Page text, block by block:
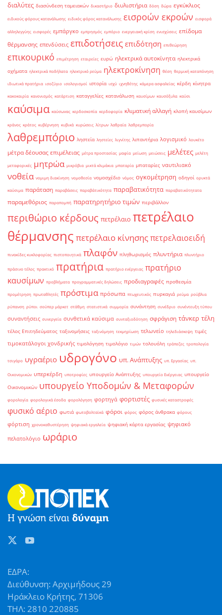
διαλύτες διασύνδεση ταμειακών δικαστήριο διυλιστήρια δόση δώρα εγκύκλιος
ειδικούς φόρους κατανάλωσης ειδικός φόρος κατανάλωσης εισροών εκροών εισφορά
αλληλεγγύης εισφορές εμπάργκο εμπρησμός εμπόριο ενεργειακή κρίση ενισχύσεις επίδομα
θέρμανσης επενδύσεις επιδοτήσεις επιδότηση επιθεώρηση
επικουρικό επιμέτρηση εταιρείες ευρώ ηλεκτρικά αυτοκίνητα ηλεκτρικά
οχήματα ηλεκτρικά ποδήλατα ηλεκτρικό ρεύμα ηλεκτροκίνηση θέση θερμική καταπόνηση
ιδιωτικά πρατήρια ισοζύγιο ισολογισμοί ιστορία ισχύ ιχνηθέτης κάμερα ασφαλείας κέρδη κίνητρα
κακοκαιρία κανονισμός κατάρτιση καταγγελίες κατανάλωση καυσίμων καυσόξυλα καύσι
καύσιμα καύσωνας κερδοσκοπία κερδοφορία κλιματική αλλαγή κλοπή καυσίμων
κράνος κράτος κυβέρνηση κυβικά κυρώσεις λίτρων λαθραία λαθρεμπορία
λαθρεμπόριο ληστεία ληστείες λιγνίτης λιπαντήρια λογισμικό λουκέτο
μέτρα δέουσας επιμέλειας μέτρα προστασίας μαφία μείωση μειώσεις μελέτες μελέτη
μεταφορικές μητρώα μικρόβια μικτά κλιμάκια μπαταρία μπαταρίες ναυτιλιακό
νοθεία νομιμη διακίνηση νομοθεσία νομοσχέδιο νόμος ογκομέτρηση οδηγοί ορυκτά
καύσιμα παράταση παραβάσεις παραβάτικότητα παραβατικότητα παραβατικότητατα
παραμεθόριος παραπομπή παρατηρητήριο τιμών περιβάλλον
περιθώριο κέρδους πετρέλαιο πετρέλαιο
θέρμανσης πετρέλαιο κίνησηςπετρελαιοειδή
πινακίδες κυκλοφορίας πιστοποιητικά πλαφόν πληθωρισμός πλυντήρια πλυντήριο
πράσινο τέλος πρακτικό πρατήρια πρατήριο ενέργειας πρατήριο
καυσίμων προβλήματα προγραμματικές δηλώσεις προδιαγραφές προθεσμία
προμέτρηση πρωταθλητές πρόστιμα πρόσωπα πτωχευτικός πυρκαγιά ρεύμα ρούβλια
ρύπανση ρύποι σούπερ μάρκετ στάθμη στατιστικά συμμορία συνάντηση συνέδριο συνέντευξη τύπου
συναντήσεις συνεργεία συνθετικά καύσιμα συνταξιοδότηση σφράγιση τάνκερ τέλη
τέλος Επιτηδεύματος ταξινομήσεις ταξινόμηση τεκμηρίωση τελωνείο τηλεδιάσκεψη τιμές
τιμοκατάλογοι χονδρικής τιμολόγηση τιμολόγιο τιμών τολουόλη τράπεζες τροπολογία
τσιγάρο υγραέριο υδρογόνο υπ. Ανάπτυξης υπ. Εργασίας υπ.
Οικονομικών υπερκέρδη υποτροφίες υπουργείο Ανάπτυξης υπουργείο Ενέργειας υπουργείο
Οικονομικών υπουργείο Υποδομών & Μεταφορών
φορολογία φορολογικά έσοδα φορολόγηση φορτηγά φορτιστές φυσικές καταστροφές
φυσικό αέριο φωτιά φωτοβολταϊκά φόροι φόρος φόρος άνθρακα φόρους
φόρτιση χρονοκαθυστέρηση ψηφιακά εργαλεία ψηφιακή κάρτα εργασίας ψηφιακό
πελατολόγιο ωράριο
ΕΔΡΑ:
Διεύθυνση: Αρχιμήδους 29
Ηράκλειο Κρήτης, 71306
ΤΗΛ: 2810 220885